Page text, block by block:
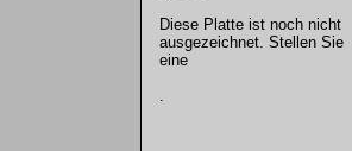
Diese Platte ist noch nicht
ausgezeichnet. Stellen Sie
eine
.